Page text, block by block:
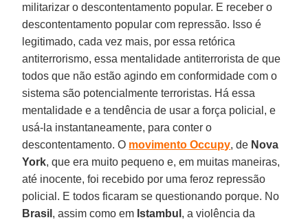
militarizar o descontentamento popular. E receber o
descontentamento popular com repressão. Isso é
legitimado, cada vez mais, por essa retórica
antiterrorismo, essa mentalidade antiterrorista de que
todos que não estão agindo em conformidade com o
sistema são potencialmente terroristas. Há essa
mentalidade e a tendência de usar a força policial, e
usá-la instantaneamente, para conter o
descontentamento. O movimento Occupy, de Nova
York, que era muito pequeno e, em muitas maneiras,
até inocente, foi recebido por uma feroz repressão
policial. E todos ficaram se questionando porque. No
Brasil , assim como em Istambul , a violência da